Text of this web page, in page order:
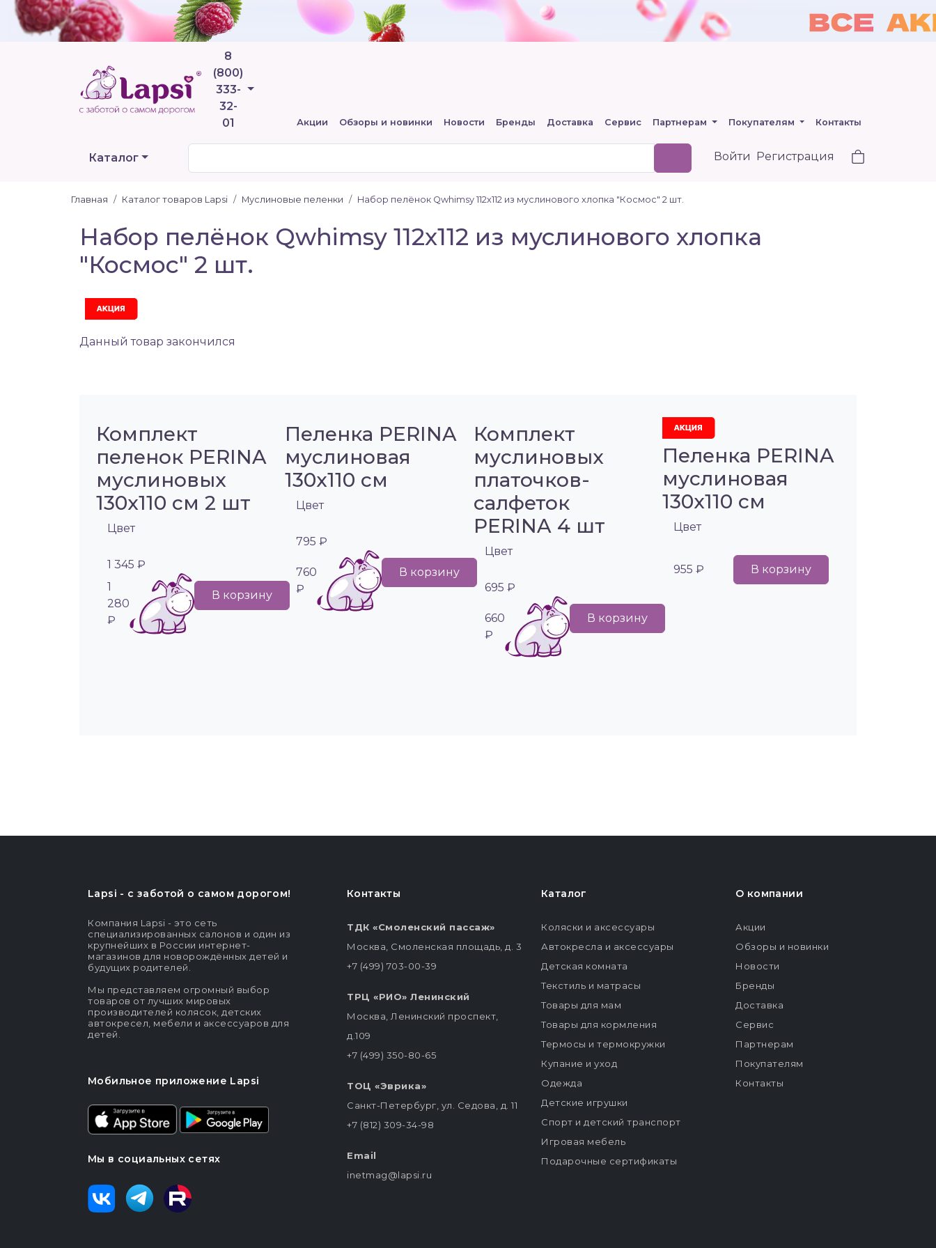
8
(800)
333-
32-
01
Телефоны
Акции Обзоры и новинки Новости Бренды Доставка Сервис Партнерам Покупателям Контакты
Каталог Войти Регистрация
Главная Каталог товаров Lapsi Муслиновые пеленки Набор пелёнок Qwhimsy 112х112 из муслинового хлопка "Космос" 2 шт.
Набор пелёнок Qwhimsy 112х112 из муслинового хлопка
"Космос" 2 шт.
Данный товар закончился
Комплект
пеленок PERINA
муслиновых
130х110 см 2 шт
Цвет
1 345 ₽
1
280
₽
В корзину
Пеленка PERINA
муслиновая
130х110 см
Цвет
795 ₽
760
₽
В корзину
Комплект
муслиновых
платочков-
салфеток
PERINA 4 шт
Цвет
695 ₽
660
₽
В корзину
Пеленка PERINA
муслиновая
130х110 см
Цвет
955 ₽ В корзину
Lapsi - c заботой о самом дорогом!
Компания Lapsi - это сеть
специализированных салонов и один из
крупнейших в России интернет-
магазинов для новорождённых детей и
будущих родителей.
Мы представляем огромный выбор
товаров от лучших мировых
производителей колясок, детских
автокресел, мебели и аксессуаров для
детей.
Мобильное приложение Lapsi
Мы в социальных сетях
Контакты
ТДК «Смоленский пассаж»
Москва, Смоленская площадь, д. 3
+7 (499) 703-00-39
ТРЦ «РИО» Ленинский
Москва, Ленинский проспект,
д.109
+7 (499) 350-80-65
ТОЦ «Эврика»
Санкт-Петербург, ул. Седова, д. 11
+7 (812) 309-34-98
Email
inetmag@lapsi.ru
Каталог
Коляски и аксессуары
Автокресла и аксессуары
Детская комната
Текстиль и матрасы
Товары для мам
Товары для кормления
Термосы и термокружки
Купание и уход
Одежда
Детские игрушки
Спорт и детский транспорт
Игровая мебель
Подарочные сертификаты
О компании
Акции
Обзоры и новинки
Новости
Бренды
Доставка
Сервис
Партнерам
Покупателям
Контакты